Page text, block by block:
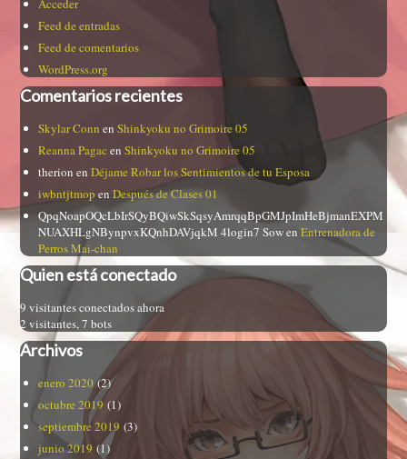
Acceder
Feed de entradas
Feed de comentarios
WordPress.org
Comentarios recientes
Skylar Conn enShinkyoku no Grimoire 05
Reanna Pagac enShinkyoku no Grimoire 05
therion enDéjame Robar los Sentimientos de tu Esposa
iwbntjtmop enDespués de Clases 01
QpqNoapOQcLbIrSQyBQiwSkSqsyAmrqqBpGMJpImHeBjmanEXPM
NUAXHLgNBynpvxKQnhDAVjqkM 4login7 SowenEntrenadora de
Perros Mai-chan
Quien está conectado
9 visitantes conectados ahora
2 visitantes,7 bots
Archivos
enero 2020(2)
octubre 2019 (1)
septiembre 2019 (3)
junio 2019 (1)